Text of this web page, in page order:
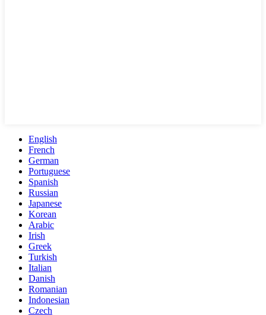
English
French
German
Portuguese
Spanish
Russian
Japanese
Korean
Arabic
Irish
Greek
Turkish
Italian
Danish
Romanian
Indonesian
Czech